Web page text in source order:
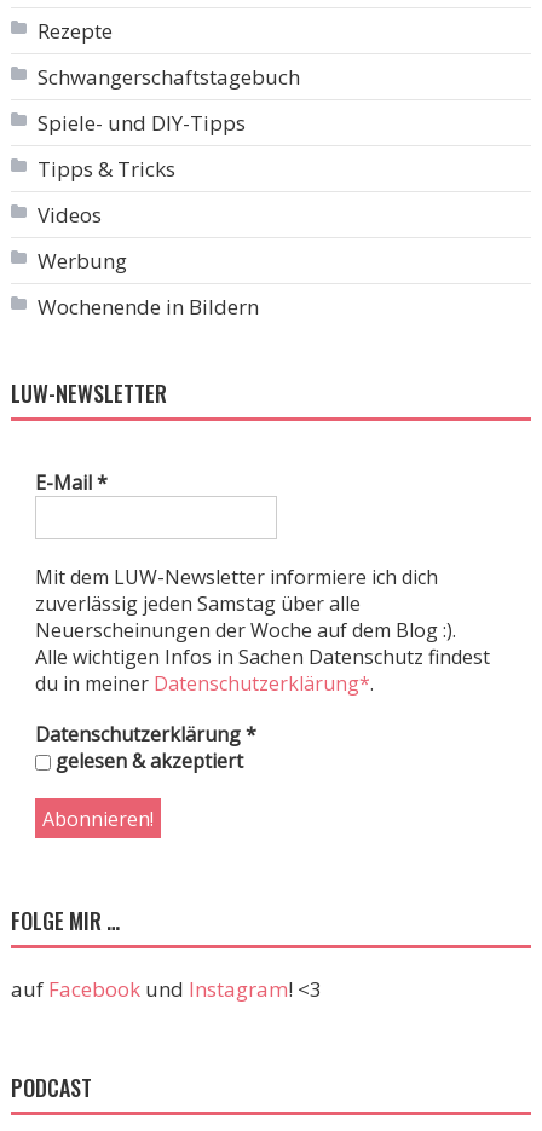
Rezepte
Schwangerschaftstagebuch
Spiele- und DIY-Tipps
Tipps & Tricks
Videos
Werbung
Wochenende in Bildern
LUW-NEWSLETTER
E-Mail*
Mit dem LUW-Newsletter informiere ich dich
zuverlässig jeden Samstag über alle
Neuerscheinungen der Woche auf dem Blog :).
Alle wichtigen Infos in Sachen Datenschutz findest
du in meiner Datenschutzerklärung*.
Datenschutzerklärung*
gelesen & akzeptiert
FOLGE MIR …
auf Facebookund Instagram! <3
PODCAST